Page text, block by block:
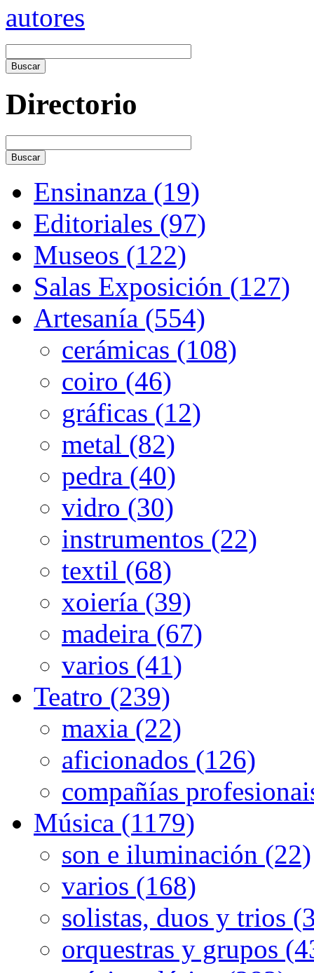
Directorio
Ensinanza (19)
Editoriales (97)
Museos (122)
Salas Exposición (127)
Artesanía (554)
cerámicas (108)
coiro (46)
gráficas (12)
metal (82)
pedra (40)
vidro (30)
instrumentos (22)
textil (68)
xoiería (39)
madeira (67)
varios (41)
Teatro (239)
maxia (22)
aficionados (126)
compañías
Música (1179)
son e iluminación (22)
varios (168)
solistas, duos y trios
orquestras y grupos